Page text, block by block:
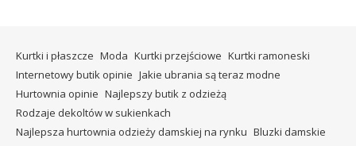
Kurtki i płaszcze Moda Kurtki przejściowe Kurtki ramoneski
Internetowy butik opinie Jakie ubrania są teraz modne
Hurtownia opinie Najlepszy butik z odzieżą
Rodzaje dekoltów w sukienkach
Najlepsza hurtownia odzieży damskiej na rynku Bluzki damskie